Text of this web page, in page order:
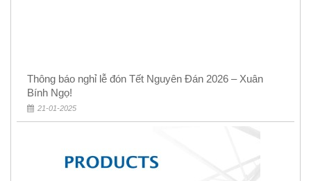
Thông báo nghỉ lễ đón Tết Nguyên Đán 2026 – Xuân
Bính Ngọ!
21-01-2025